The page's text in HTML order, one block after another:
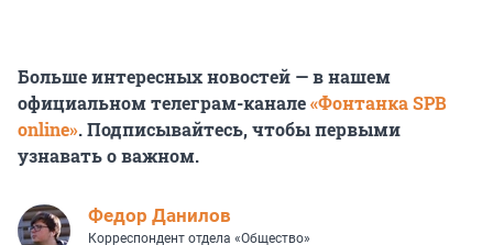
Больше интересных новостей — в нашем
официальном телеграм-канале«Фонтанка SPB
online». Подписывайтесь, чтобы первыми
узнавать о важном.
Федор Данилов
Корреспондент отдела «Общество»